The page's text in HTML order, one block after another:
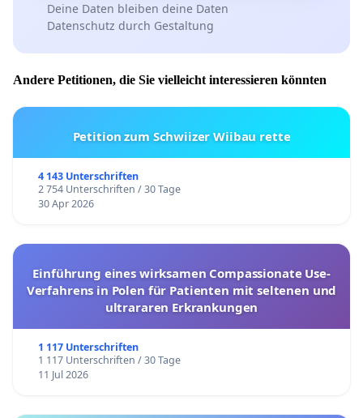
Deine Daten bleiben deine Daten
Datenschutz durch Gestaltung
Andere Petitionen, die Sie vielleicht interessieren könnten
Petition zum Schwiizer Wiibau rette
4 143 Unterschriften
2 754 Unterschriften / 30 Tage
30 Apr 2026
Einführung eines wirksamen Compassionate Use-
Verfahrens in Polen für Patienten mit seltenen und
ultrararen Erkrankungen
1 117 Unterschriften
1 117 Unterschriften / 30 Tage
11 Jul 2026